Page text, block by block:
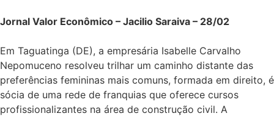
Jornal Valor Econômico – Jacilio Saraiva – 28/02
Em Taguatinga (DE), a empresária Isabelle Carvalho
Nepomuceno resolveu trilhar um caminho distante das
preferências femininas mais comuns, formada em direito, é
sócia de uma rede de franquias que oferece cursos
profissionalizantes na área de construção civil. A